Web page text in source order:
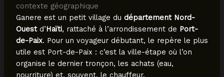
contexte géographique
Ganere est un petit village du département Nord-
Ouestd’Haïti, rattaché à l’arrondissement de Port-
de-Paix. Pour un voyageur débutant, le repère le plus
utile est Port-de-Paix : c’est la ville-étape où l’on
organise le dernier tronçon, les achats (eau,
nourriture) et, souvent, le chauffeur.